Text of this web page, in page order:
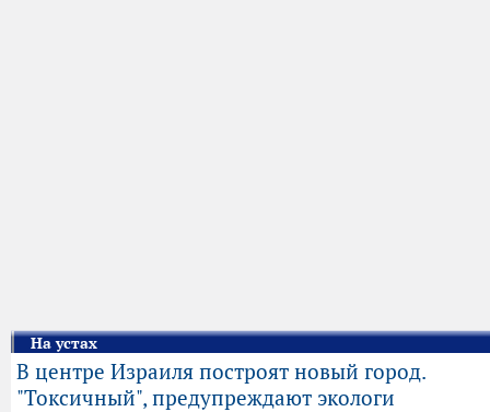
На устах
В центре Израиля построят новый город.
"Токсичный", предупреждают экологи